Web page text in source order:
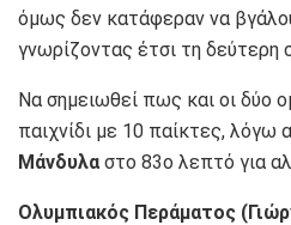
όμως δεν κατάφεραν να
γνωρίζοντας έτσι τη δεύτερη
Να σημειωθεί πως και οι δύο
παιχνίδι με 10 παίκτες, λόγω
Μάνδυλα στο 83ο λεπτό για
Ολυμπιακός Περάματος